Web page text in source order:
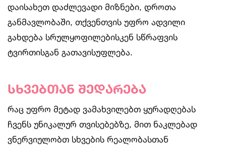
დაისახეთ დაძლევადი მიზნები, დროთა
განმავლობაში, თქვენთვის უფრო ადვილი
გახდება სრულყოფილებისკენ სწრაფვის
ტვირთისგან გათავისუფლება.
სხვებთან შედარება
რაც უფრო მეტად ვამახვილებთ ყურადღებას
ჩვენს უნიკალურ თვისებებზე, მით ნაკლებად
ვნერვიულობთ სხვების რეალობასთან